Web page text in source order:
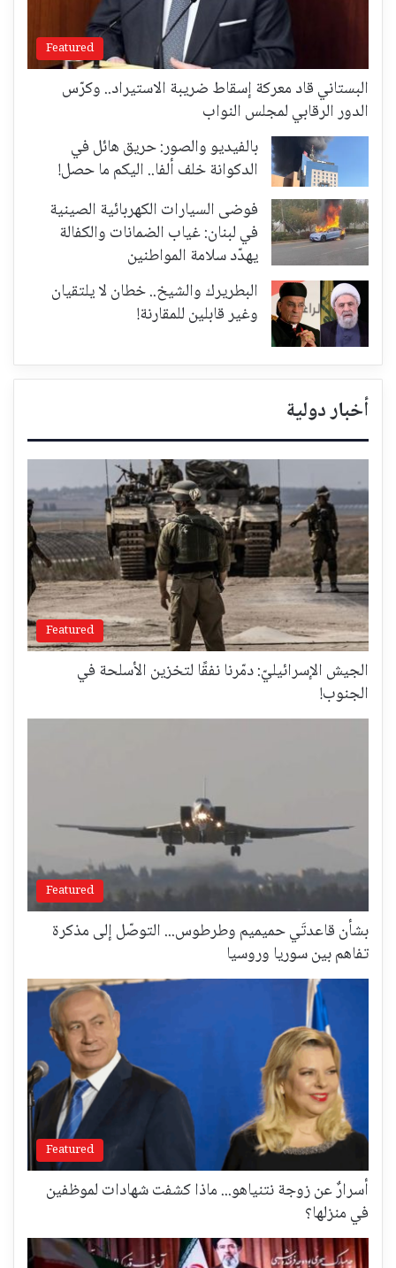
Featured
البستاني قاد معركة إسقاط ضريبة الاستيراد.. وكرّس
الدور الرقابي لمجلس النواب
بالفيديو والصور: حريق هائل في
الدكوانة خلف ألفا.. اليكم ما حصل!
فوضى السيارات الكهربائية الصينية
في لبنان: غياب الضمانات والكفالة
يهدّد سلامة المواطنين
البطريرك والشيخ.. خطان لا يلتقيان
وغير قابلين للمقارنة!
أخبار دولية
Featured
الجيش الإسرائيليّ: دمّرنا نفقًا لتخزين الأسلحة في
الجنوب!
Featured
بشأن قاعدتَي حميميم وطرطوس... التوصّل إلى مذكرة
تفاهم بين سوريا وروسيا
Featured
أسرارٌ عن زوجة نتنياهو... ماذا كشفت شهادات لموظفين
في منزلها؟